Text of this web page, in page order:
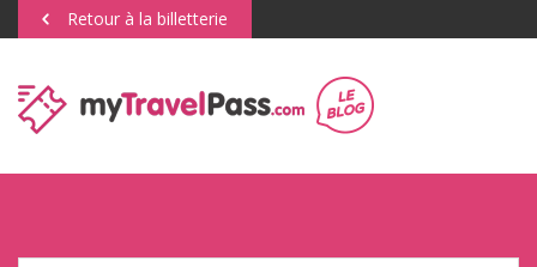
Retour à la billetterie